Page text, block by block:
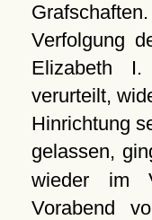
Verfolgung
Elizabeth
verurteilt,
Hinrichtung
gelassen,
wieder im
Vorabend